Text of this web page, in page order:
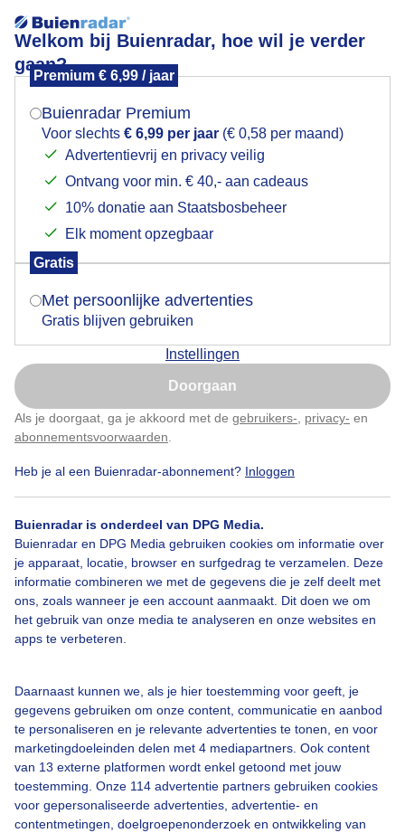
Welkom bij Buienradar, hoe wil je verder
gaan?
Premium € 6,99 / jaar
Buienradar Premium
Voor slechts € 6,99 per jaar (€ 0,58 per maand)
Advertentievrij en privacy veilig
Ontvang voor min. € 40,- aan cadeaus
10% donatie aan Staatsbosbeheer
Elk moment opzegbaar
Gratis
Met persoonlijke advertenties
Gratis blijven gebruiken
Instellingen
Doorgaan
Als je doorgaat, ga je akkoord met de gebruikers- privacy- en
abonnementsvoorwaarden
Heb je al een Buienradar-abonnement? Inloggen
Buienradar is onderdeel van DPG Media.
Buienradar en DPG Media gebruiken cookies om informatie over
je apparaat, locatie, browser en surfgedrag te verzamelen. Deze
informatie combineren we met de gegevens die je zelf deelt met
ons, zoals wanneer je een account aanmaakt. Dit doen we om
het gebruik van onze media te analyseren en onze websites en
apps te verbeteren.
Daarnaast kunnen we, als je hier toestemming voor geeft, je
gegevens gebruiken om onze content, communicatie en aanbod
te personaliseren en je relevante advertenties te tonen, en voor
marketingdoeleinden delen met 4 mediapartners. Ook content
van 13 externe platformen wordt enkel getoond met jouw
toestemming. Onze 114 advertentie partners gebruiken cookies
voor gepersonaliseerde advertenties, advertentie- en
contentmetingen, doelgroepenonderzoek en ontwikkeling van
noorderlicht
prachtig noorderlicht op de hei bij Bussum
Door: Mirjam Gemaakt: 19-01-2026, 47x bekeken
Bekijk slideshow
Een moment geduld aub...
Mogen we je locatie gebruiken voor het
Indien je hier nog geen akkoord op hebt gegeven,
verschijnt er zo een pop-up uit je browser waarin
Is goed, toon de popup
Nu niet, misschien later
Klik hierom dit aan te passen